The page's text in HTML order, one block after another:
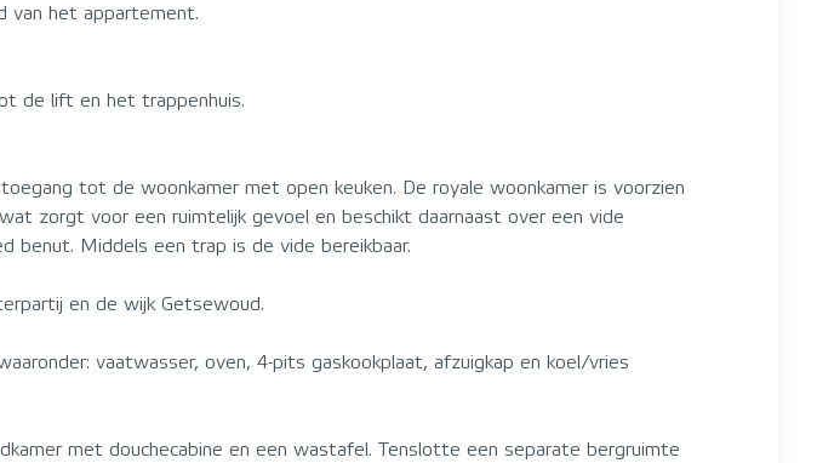
van het appartement.
de lift en het trappenhuis.
tot de woonkamer met open keuken. De royale woonkamer is voorzien
zorgt voor een ruimtelijk gevoel en beschikt daarnaast over een vide
benut. Middels een trap is de vide bereikbaar.
en de wijk Getsewoud.
vaatwasser, oven, 4-pits gaskookplaat, afzuigkap en koel/vries
met douchecabine en een wastafel. Tenslotte een separate bergruimte